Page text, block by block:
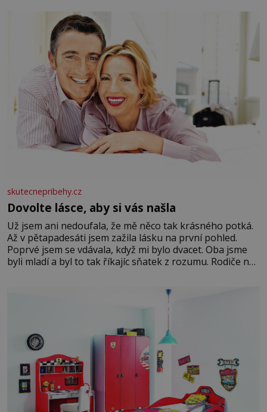
se na koloběžce a den zakončit poznáváním památek ve
Velkých Losinách nebo v termálním
skutecnepribehy.cz
Dovolte lásce, aby si vás našla
Už jsem ani nedoufala, že mě něco tak krásného potká.
Až v pětapadesáti jsem zažila lásku na první pohled.
Poprvé jsem se vdávala, když mi bylo dvacet. Oba jsme
byli mladí a byl to tak říkajíc sňatek z rozumu. Rodiče nás